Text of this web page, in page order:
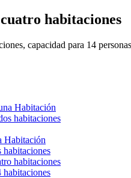
habitaciones
capacidad para 14
Habitación
habitaciones
Habitación
habitaciones